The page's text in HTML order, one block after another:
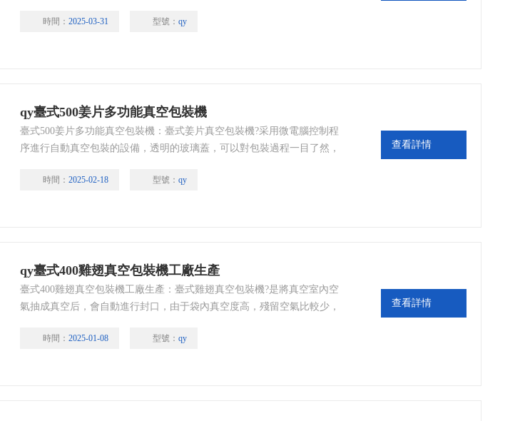
品的儲存或保鮮期限。
時間： 2025-03-31 型號： qy
qy臺式500姜片多功能真空包裝機
臺式500姜片多功能真空包裝機：臺式姜片真空包裝機?采用微電腦控制程
序進行自動真空包裝的設備，透明的玻璃蓋，可以對包裝過程一目了然，
時間： 2025-02-18 型號： qy
查看詳情
qy臺式400雞翅真空包裝機工廠生產
臺式400雞翅真空包裝機工廠生產：臺式雞翅真空包裝機?是將真空室內空
氣抽成真空后，會自動進行封口，由于袋內真空度高，殘留空氣比較少，
存或保鮮期限。
時間： 2025-01-08 型號： qy
查看詳情